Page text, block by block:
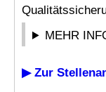
MEHR
▶ Zur